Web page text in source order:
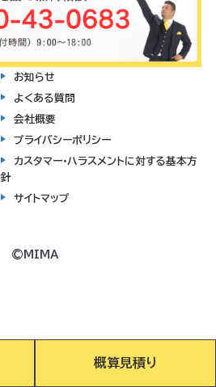
お知らせ
よくある質問
会社概要
プライバシーポリシー
カスタマー・ハラスメントに対する基本方
針
サイトマップ
©MIMA
概算見積り